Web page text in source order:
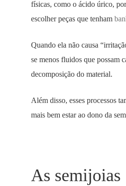
físicas, como o ácido úrico,
escolher peças que tenham
Quando ela não causa
se menos fluidos que possam
decomposição do material.
Além disso, esses processos
mais bem estar ao dono da
As semijoias